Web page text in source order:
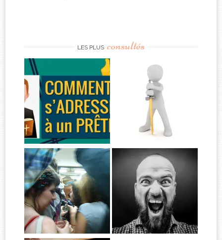
LES PLUS consultés